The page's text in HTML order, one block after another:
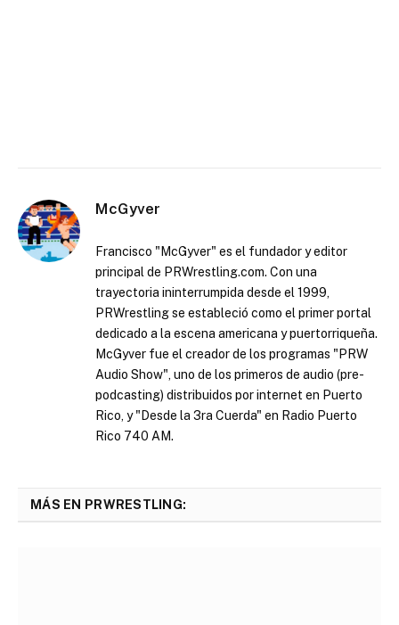
McGyver
Francisco "McGyver" es el fundador y editor
principal de PRWrestling.com. Con una
trayectoria ininterrumpida desde el 1999,
PRWrestling se estableció como el primer portal
dedicado a la escena americana y puertorriqueña.
McGyver fue el creador de los programas "PRW
Audio Show", uno de los primeros de audio (pre-
podcasting) distribuidos por internet en Puerto
Rico, y "Desde la 3ra Cuerda" en Radio Puerto
Rico 740 AM.
MÁS EN PRWRESTLING: